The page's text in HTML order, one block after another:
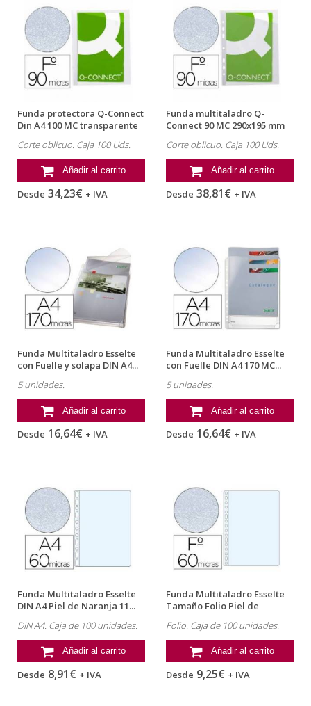
Funda protectora Q-Connect
Din A4 100 MC transparente
Corte oblicuo. Caja 100 Uds.
Añadir al carrito
Desde 34,23€ + IVA
Funda multitaladro Q-
Connect 90 MC 290x195 mm
Corte oblicuo. Caja 100 Uds.
Añadir al carrito
Desde 38,81€ + IVA
Funda Multitaladro Esselte
con Fuelle y solapa DIN A4...
5 unidades.
Añadir al carrito
Desde 16,64€ + IVA
Funda Multitaladro Esselte
con Fuelle DIN A4 170 MC...
5 unidades.
Añadir al carrito
Desde 16,64€ + IVA
Funda Multitaladro Esselte
DIN A4 Piel de Naranja 11...
DIN A4. Caja de 100 unidades.
Añadir al carrito
Desde 8,91€ + IVA
Funda Multitaladro Esselte
Tamaño Folio Piel de
Folio. Caja de 100 unidades.
Añadir al carrito
Desde 9,25€ + IVA